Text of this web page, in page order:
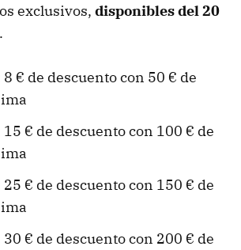
exclusivos, disponibles del 20
.
8 € de descuento con 50 € de
15 € de descuento con 100 € de
25 € de descuento con 150 € de
30 € de descuento con 200 € de